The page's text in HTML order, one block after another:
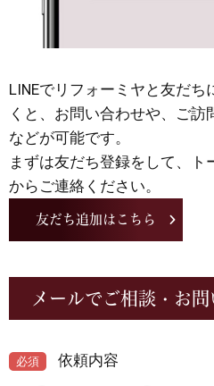
LINEでリフォーミヤと友だち
くと、お問い合わせや、ご訪
などが可能です。
まずは友だち登録をして、ト
からご連絡ください。
友だち追加はこちら
メールでご相談・お
必須
依頼内容